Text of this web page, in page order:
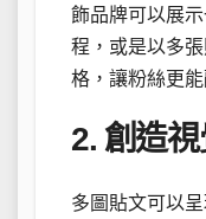
飾品牌可以展
程，或是以多
格，讓粉絲更
2. 創造
多圖貼文可以